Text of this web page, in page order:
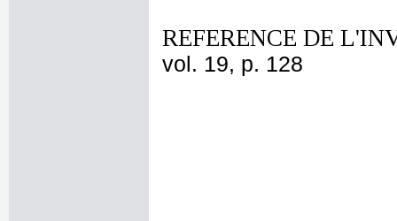
REFERENCE DE
vol. 19, p. 128